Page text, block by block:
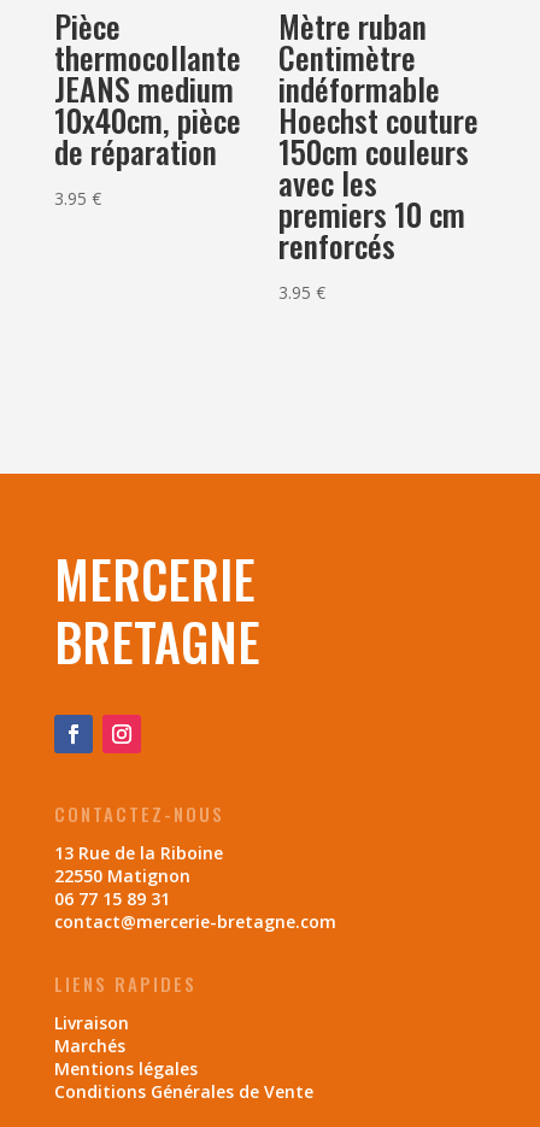
Pièce
thermocollante
JEANS medium
10x40cm, pièce
de réparation
3.95 €
Mètre ruban
Centimètre
indéformable
Hoechst couture
150cm couleurs
avec les
premiers 10 cm
renforcés
3.95€
MERCERIE
BRETAGNE
CONTACTEZ-NOUS
13 Rue de la Riboine
22550 Matignon
06 77 15 89 31
contact@mercerie-bretagne.com
LIENS RAPIDES
Livraison
Marchés
Mentions légales
Conditions Générales de Vente